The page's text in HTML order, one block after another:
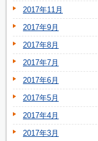
2017年11月
2017年9月
2017年8月
2017年7月
2017年6月
2017年5月
2017年4月
2017年3月